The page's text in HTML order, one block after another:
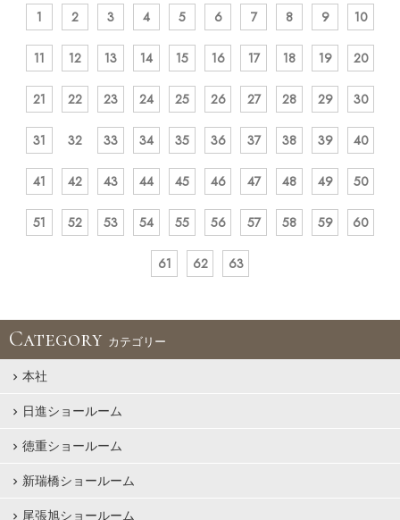
1 2 3 4 5 6 7 8 9 10
11 12 13 14 15 16 17 18 19 20
21 22 23 24 25 26 27 28 29 30
31 32 33 34 35 36 37 38 39 40
41 42 43 44 45 46 47 48 49 50
51 52 53 54 55 56 57 58 59 60
61 62 63
Category カテゴリー
本社
日進ショールーム
徳重ショールーム
新瑞橋ショールーム
尾張旭ショールーム